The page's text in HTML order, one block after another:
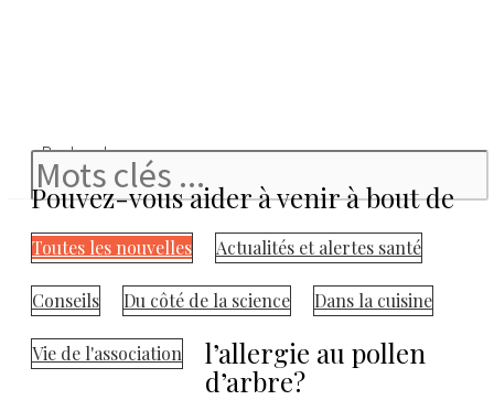
Rechercher
Toutes les nouvelles Actualités et alertes santé
Conseils Du côté de la science Dans la cuisine
Vie de l'association
Pouvez-vous aider à venir à bout de
l’allergie au pollen
d’arbre?